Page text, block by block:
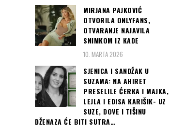
policiju, osam
policajaca
povrijeđeno...
(foto)
MIRJANA PAJKOVIĆ
OTVORILA ONLYFANS,
OTVARANJE NAJAVILA
SNIMKOM IZ KADE
10. MARTA 2026
SJENICA I SANDŽAK U
SUZAMA: NA AHIRET
PRESELILE ĆERKA I MAJKA,
LEJLA I EDISA KARIŠIK- UZ
SUZE, DOVE I TIŠINU
DŽENAZA ĆE BITI SUTRA…